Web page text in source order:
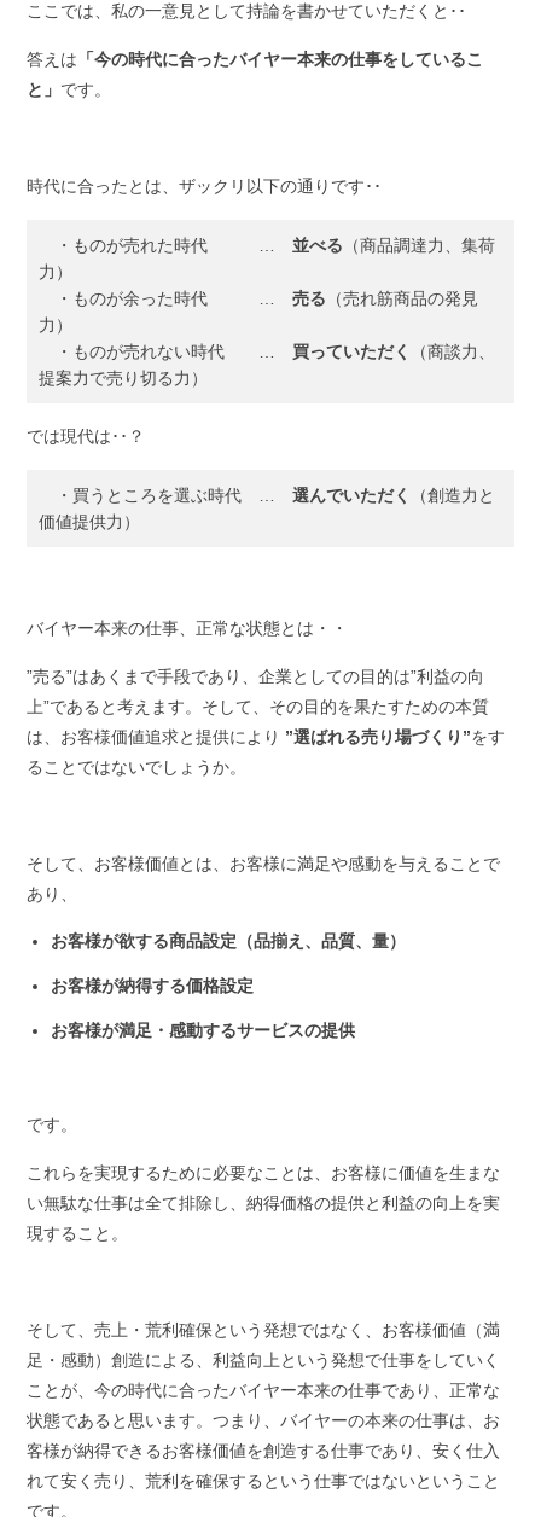
ここでは、私の一意見として持論を書かせていただくと･･
答えは 「今の時代に合ったバイヤー本来の仕事をしているこ
と」 です。
時代に合ったとは、ザックリ以下の通りです･･
・ものが売れた時代 …並べる （商品調達力、集荷
力）
・ものが余った時代 …売る （売れ筋商品の発見
力）
・ものが売れない時代 … 買っていただく
（商談力、
提案力で売り切る力）
では現代は･･？
・買うところを選ぶ時代 …選んでいただく
（創造力と
価値提供力）
バイヤー本来の仕事、正常な状態とは・・
”売る”はあくまで手段であり、企業としての目的は”利益の向
上”であると考えます。そして、その目的を果たすための本質
は、お客様価値追求と提供により ”選ばれる売り場づくり”をす
ることではないでしょうか。
そして、お客様価値とは、お客様に満足や感動を与えることで
あり、
お客様が欲する商品設定（品揃え、品質、量）
お客様が納得する価格設定
お客様が満足・感動するサービスの提供
です。
これらを実現するために必要なことは、お客様に価値を生まな
い無駄な仕事は全て排除し、納得価格の提供と利益の向上を実
現すること。
そして、売上・荒利確保という発想ではなく、お客様価値（満
足・感動）創造による、利益向上という発想で仕事をしていく
ことが、今の時代に合ったバイヤー本来の仕事であり、正常な
状態であると思います。つまり、バイヤーの本来の仕事は、お
客様が納得できるお客様価値を創造する仕事であり、安く仕入
れて安く売り、荒利を確保するという仕事ではないということ
です。